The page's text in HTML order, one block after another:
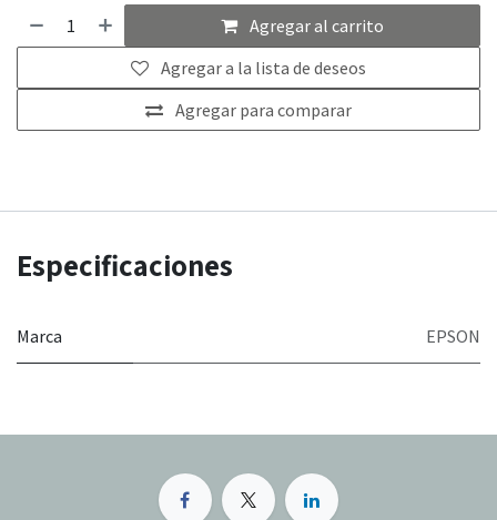
Agregar al carrito
Agregar para comparar
Agregar a la lista de deseos
Especificaciones
Marca EPSON